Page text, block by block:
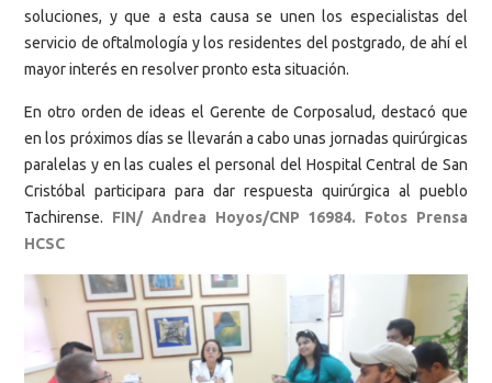
soluciones, y que a esta causa se unen los especialistas del
servicio de oftalmología y los residentes del postgrado, de ahí el
mayor interés en resolver pronto esta situación.
En otro orden de ideas el Gerente de Corposalud, destacó que
en los próximos días se llevarán a cabo unas jornadas quirúrgicas
paralelas y en las cuales el personal del Hospital Central de San
Cristóbal participara para dar respuesta quirúrgica al pueblo
Tachirense. FIN/ Andrea Hoyos/CNP 16984. Fotos Prensa
HCSC